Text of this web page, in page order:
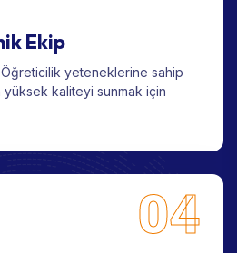
Ekip
Öğreticilik yeteneklerine sahip
kaliteyi sunmak için
04